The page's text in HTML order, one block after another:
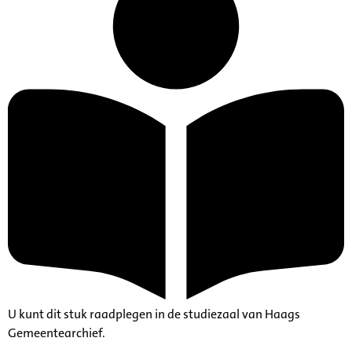
U kunt dit stuk raadplegen in de studiezaal van Haags
Gemeentearchief.